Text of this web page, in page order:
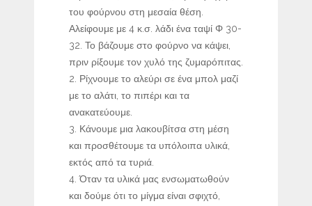
του φούρνου στη μεσαία θέση.
Αλείφουμε με 4 κ.σ. λάδι ένα ταψί Φ 30-
32. Το βάζουμε στο φούρνο να κάψει,
πριν ρίξουμε τον χυλό της ζυμαρόπιτας.
Ρίχνουμε το αλεύρι σε ένα μπολ μαζί
με το αλάτι, το πιπέρι και τα
ανακατεύουμε.
Κάνουμε μια λακουβίτσα στη μέση
και προσθέτουμε τα υπόλοιπα υλικά,
εκτός από τα τυριά.
Όταν τα υλικά μας ενσωματωθούν
και δούμε ότι το μίγμα είναι σφιχτό,